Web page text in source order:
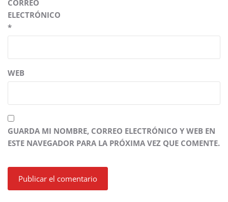
CORREO
ELECTRÓNICO
*
WEB
GUARDA MI NOMBRE, CORREO ELECTRÓNICO Y WEB EN
ESTE NAVEGADOR PARA LA PRÓXIMA VEZ QUE COMENTE.